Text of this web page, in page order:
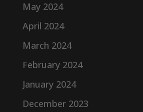
May 2024
April 2024
March 2024
February 2024
January 2024
December 2023